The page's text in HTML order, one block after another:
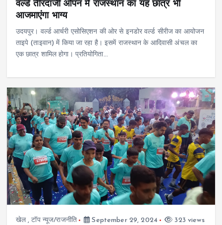
वर्ल्ड तीरंदाजी ओपन में राजस्थान का यह छात्र भी
आजमाएंगा भाग्य
उदयपुर। वर्ल्ड आर्चरी एसोसिएशन की ओर से इनडोर वर्ल्ड सीरीज का आयोजन
ताइपे (ताइवान) में किया जा रहा है। इसमें राजस्थान के आदिवासी अंचल का
एक छात्र शामिल होगा। प्रतियोगिता…
खेल,टॉप न्यूज/राजनीति September 29, 2024 323 views